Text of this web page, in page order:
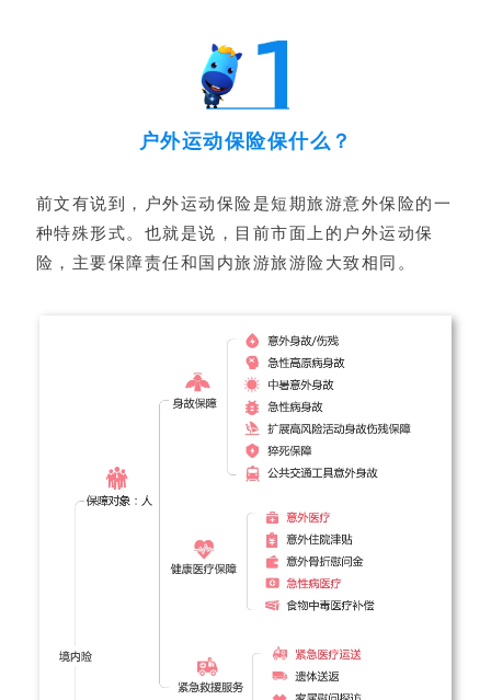
户外运动保险保什么？
前文有说到，户外运动保险是短期旅游意外保险的一
种特殊形式。也就是说，目前市面上的户外运动保
险，主要保障责任和国内旅游旅游险大致相同。